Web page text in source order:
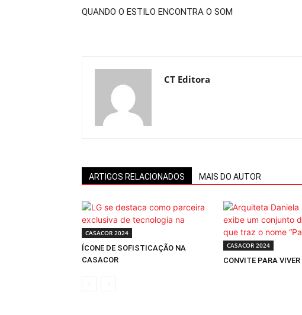
QUANDO O ESTILO ENCONTRA O SOM
CT Editora
ARTIGOS RELACIONADOS MAIS DO AUTOR
CASACOR 2024
ÍCONE DE SOFISTICAÇÃO NA
CASACOR
CASACOR 2024
CONVITE PARA